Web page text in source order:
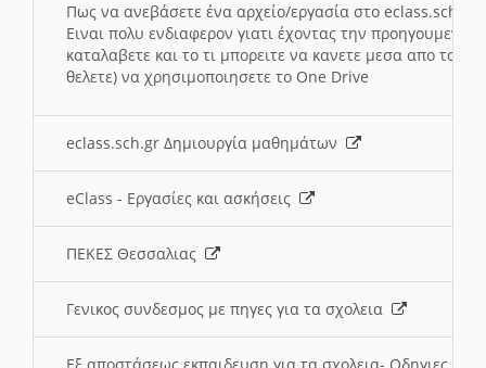
Πως να ανεβάσετε ένα αρχείο/εργασία στο eclass.sch.gr
Ειναι πολυ ενδιαφερον γιατι έχοντας την
καταλαβετε και το τι μπορειτε να κανετε μεσα απο το
θελετε) να χρησιμοποιησετε το One Drive
eclass.sch.gr Δημιουργία μαθημάτων
eClass - Εργασίες και ασκήσεις
ΠΕΚΕΣ Θεσσαλιας
Γενικος συνδεσμος με πηγες για τα σχολεια